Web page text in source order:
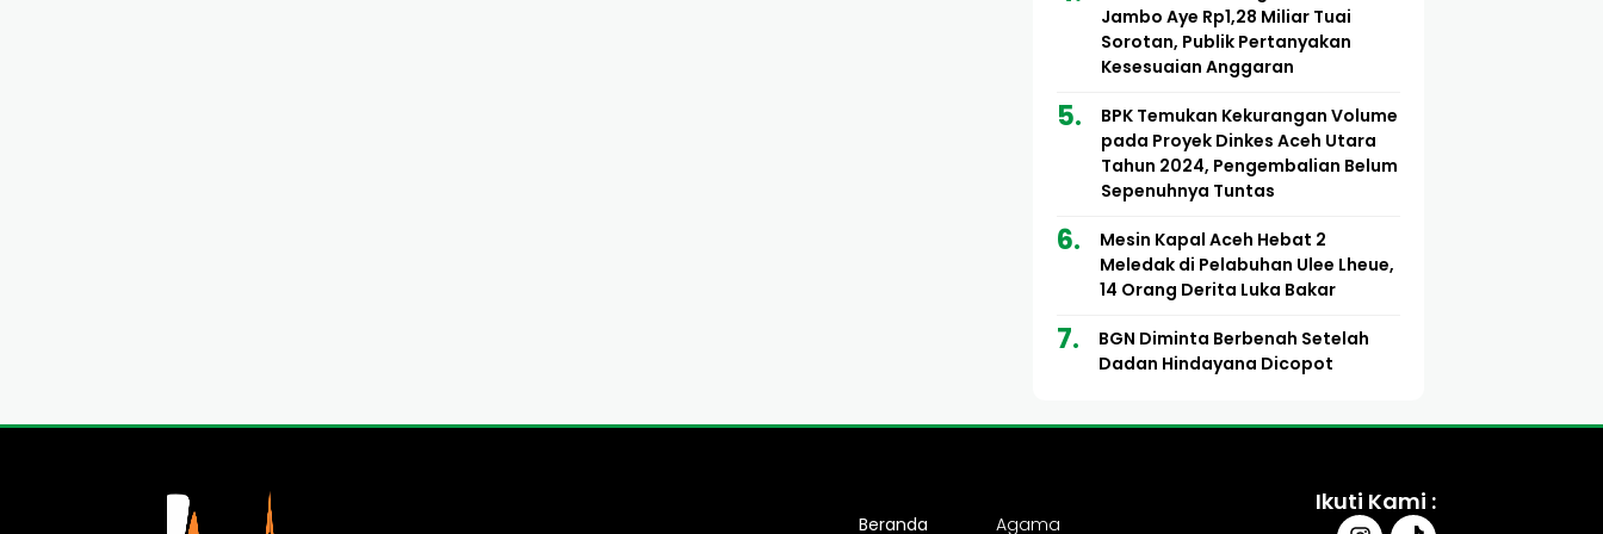
Jambo Aye Rp1,28 Miliar Tuai
Sorotan, Publik Pertanyakan
Kesesuaian Anggaran
BPK Temukan Kekurangan Volume
pada Proyek Dinkes Aceh Utara
Tahun 2024, Pengembalian Belum
Sepenuhnya Tuntas
Mesin Kapal Aceh Hebat 2
Meledak di Pelabuhan Ulee Lheue,
14 Orang Derita Luka Bakar
BGN Diminta Berbenah Setelah
Dadan Hindayana Dicopot
Beranda Agama
Ikuti Kami :